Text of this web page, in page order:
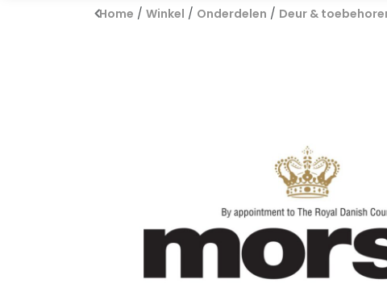
Home / Winkel / Onderdelen / Deur &